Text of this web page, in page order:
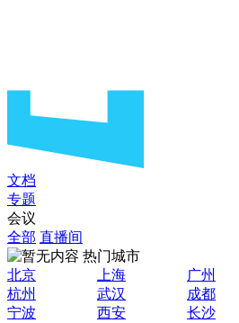
文档
专题
会议
全部 直播间
热门城市
北京
上海 广州
杭州
武汉 成都
宁波
西安 长沙